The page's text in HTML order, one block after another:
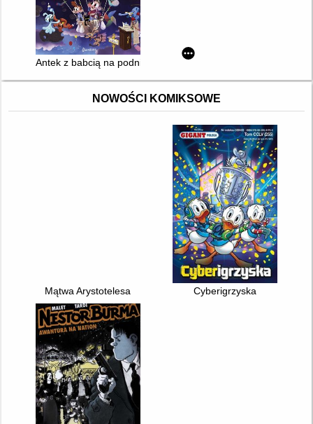
Antek z babcią na podniebnym szlaku
NOWOŚCI KOMIKSOWE
Mątwa Arystotelesa Cyberigrzyska